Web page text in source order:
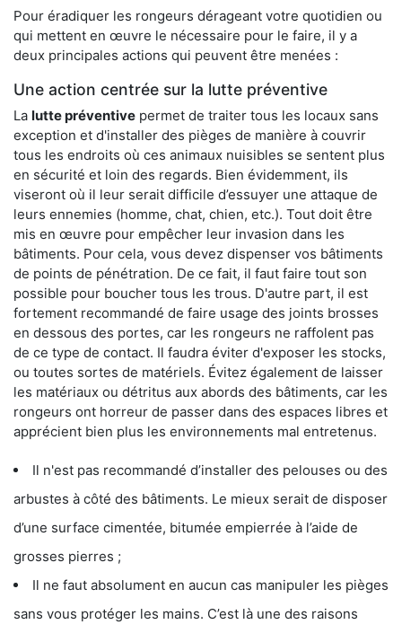
Pour éradiquer les rongeurs dérageant votre quotidien ou
qui mettent en œuvre le nécessaire pour le faire, il y a
deux principales actions qui peuvent être menées :
Une action centrée sur la lutte préventive
La lutte préventive permet de traiter tous les locaux sans
exception et d'installer des pièges de manière à couvrir
tous les endroits où ces animaux nuisibles se sentent plus
en sécurité et loin des regards. Bien évidemment, ils
viseront où il leur serait difficile d’essuyer une attaque de
leurs ennemies (homme, chat, chien, etc.). Tout doit être
mis en œuvre pour empêcher leur invasion dans les
bâtiments. Pour cela, vous devez dispenser vos bâtiments
de points de pénétration. De ce fait, il faut faire tout son
possible pour boucher tous les trous. D'autre part, il est
fortement recommandé de faire usage des joints brosses
en dessous des portes, car les rongeurs ne raffolent pas
de ce type de contact. Il faudra éviter d'exposer les stocks,
ou toutes sortes de matériels. Évitez également de laisser
les matériaux ou détritus aux abords des bâtiments, car les
rongeurs ont horreur de passer dans des espaces libres et
apprécient bien plus les environnements mal entretenus.
Il n'est pas recommandé d’installer des pelouses ou des
arbustes à côté des bâtiments. Le mieux serait de disposer
d’une surface cimentée, bitumée empierrée à l’aide de
grosses pierres ;
Il ne faut absolument en aucun cas manipuler les pièges
sans vous protéger les mains. C’est là une des raisons